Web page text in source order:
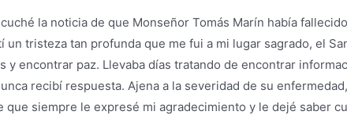
la noticia de que Monseñor Tomás Marín había
un tristeza tan profunda que me fui a mi lugar sagrado, el
y encontrar paz. Llevaba días tratando de encontrar
recibí respuesta. Ajena a la severidad de su
que siempre le expresé mi agradecimiento y le dejé saber